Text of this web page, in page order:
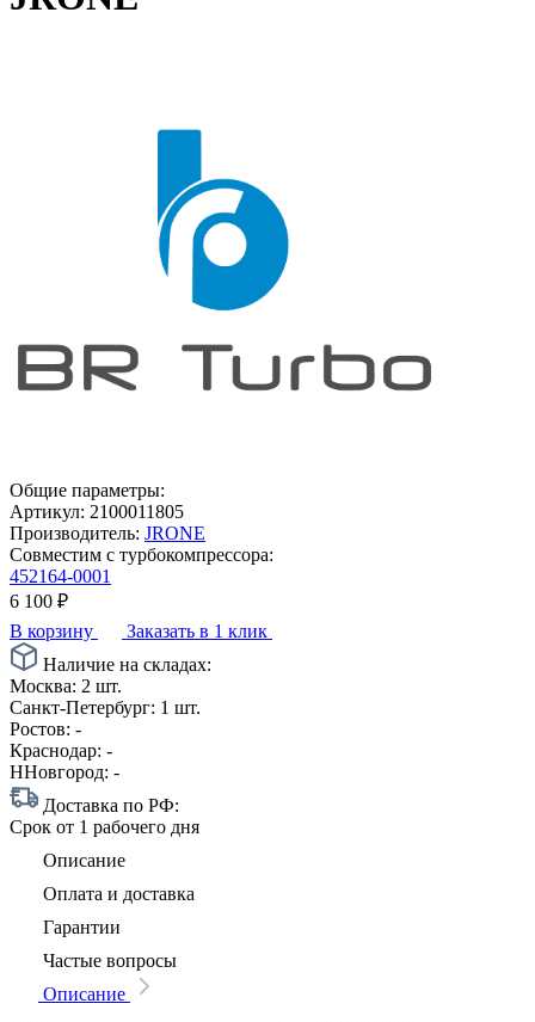
Общие параметры:
Артикул: 2100011805
Производитель: JRONE
Совместим с турбокомпрессора:
452164-0001
6 100 ₽
В корзину
Заказать в 1 клик
Наличие на складах:
Москва: 2 шт.
Санкт-Петербург: 1 шт.
Ростов: -
Краснодар: -
ННовгород: -
Доставка по РФ:
Срок от 1 рабочего дня
Описание
Оплата и доставка
Гарантии
Частые вопросы
Описание